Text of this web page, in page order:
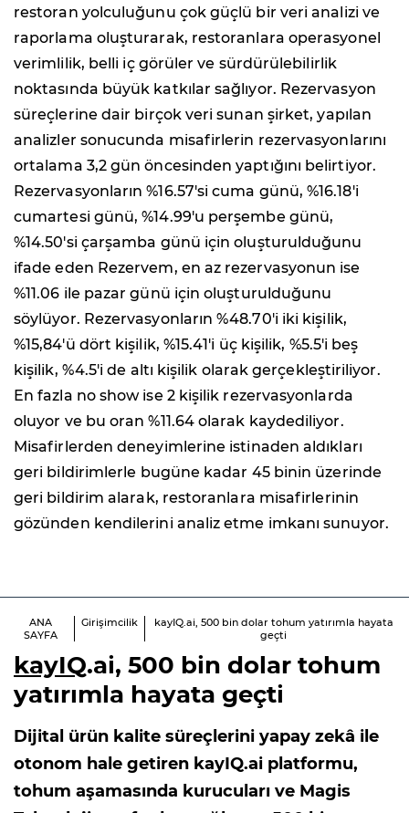
restoran yolculuğunu çok güçlü bir veri analizi ve
raporlama oluşturarak, restoranlara operasyonel
verimlilik, belli iç görüler ve sürdürülebilirlik
noktasında büyük katkılar sağlıyor. Rezervasyon
süreçlerine dair birçok veri sunan şirket, yapılan
analizler sonucunda misafirlerin rezervasyonlarını
ortalama 3,2 gün öncesinden yaptığını belirtiyor.
Rezervasyonların %16.57'si cuma günü, %16.18'i
cumartesi günü, %14.99'u perşembe günü,
%14.50'si çarşamba günü için oluşturulduğunu
ifade eden Rezervem, en az rezervasyonun ise
%11.06 ile pazar günü için oluşturulduğunu
söylüyor. Rezervasyonların %48.70'i iki kişilik,
%15,84'ü dört kişilik, %15.41'i üç kişilik, %5.5'i beş
kişilik, %4.5'i de altı kişilik olarak gerçekleştiriliyor.
En fazla no show ise 2 kişilik rezervasyonlarda
oluyor ve bu oran %11.64 olarak kaydediliyor.
Misafirlerden deneyimlerine istinaden aldıkları
geri bildirimlerle bugüne kadar 45 binin üzerinde
geri bildirim alarak, restoranlara misafirlerinin
gözünden kendilerini analiz etme imkanı sunuyor.
ANA
SAYFA
Girişimcilik
kayIQ.ai, 500 bin dolar tohum yatırımla hayata
geçti
kayIQ.ai, 500 bin dolar tohum
yatırımla hayata geçti
Dijital ürün kalite süreçlerini yapay zekâ ile
otonom hale getiren kayIQ.ai platformu,
tohum aşamasında kurucuları ve Magis